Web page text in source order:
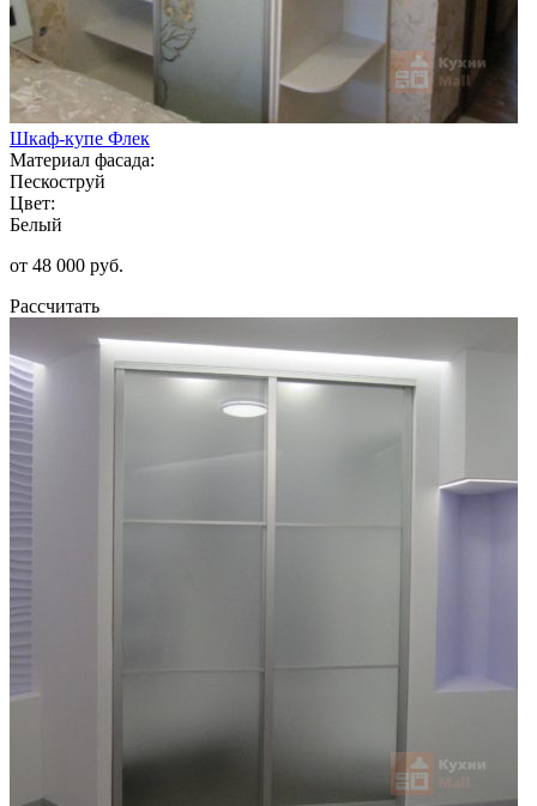
Шкаф-купе Флек
Материал фасада:
Пескоструй
Цвет:
Белый
от 48 000 руб.
Рассчитать